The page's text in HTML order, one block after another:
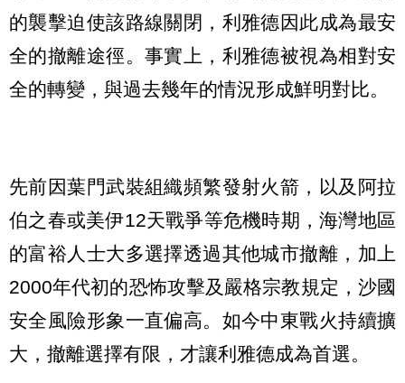
的襲擊迫使該路線關閉，利雅德因此成為最安
全的撤離途徑。事實上，利雅德被視為相對安
全的轉變，與過去幾年的情況形成鮮明對比。
先前因葉門武裝組織頻繁發射火箭，以及阿拉
伯之春或美伊12天戰爭等危機時期，海灣地區
的富裕人士大多選擇透過其他城市撤離，加上
2000年代初的恐怖攻擊及嚴格宗教規定，沙國
安全風險形象一直偏高。如今中東戰火持續擴
大，撤離選擇有限，才讓利雅德成為首選。